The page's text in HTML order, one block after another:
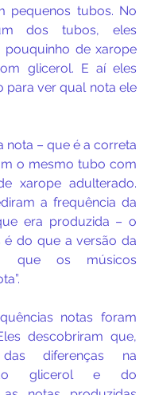
pequenos tubos. No
dos tubos, eles
de xarope
glicerol. E aí eles
para ver qual nota ele
nota – que é a correta
o mesmo tubo com
xarope adulterado.
a frequência da
era produzida – o
é do que a versão da
que os músicos
notas foram
descobriram que,
diferenças na
do glicerol e do